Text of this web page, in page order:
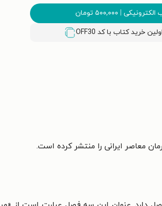
الکترونیکی ۵۰۰,۰۰۰ تومان
OFF30
معاصر ایرانی را منتشر کرده است.